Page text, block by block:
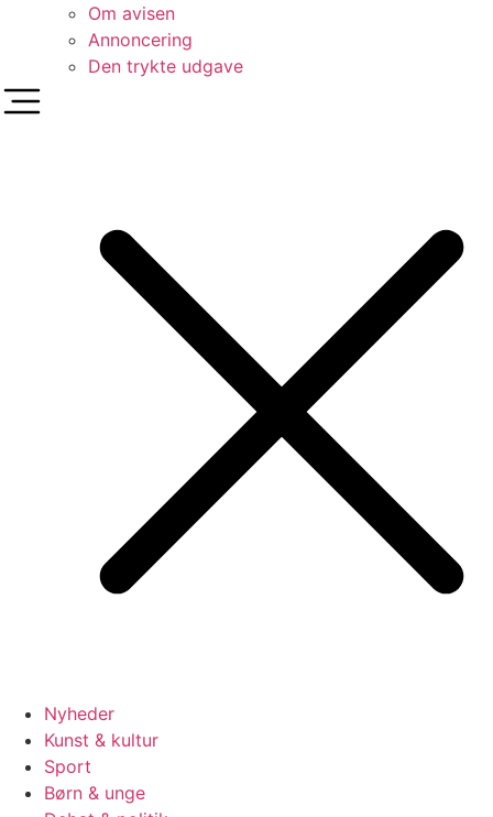
Om avisen
Annoncering
Den trykte udgave
Nyheder
Kunst & kultur
Sport
Børn & unge